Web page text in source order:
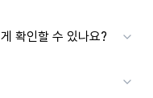
확인할 수 있나요?